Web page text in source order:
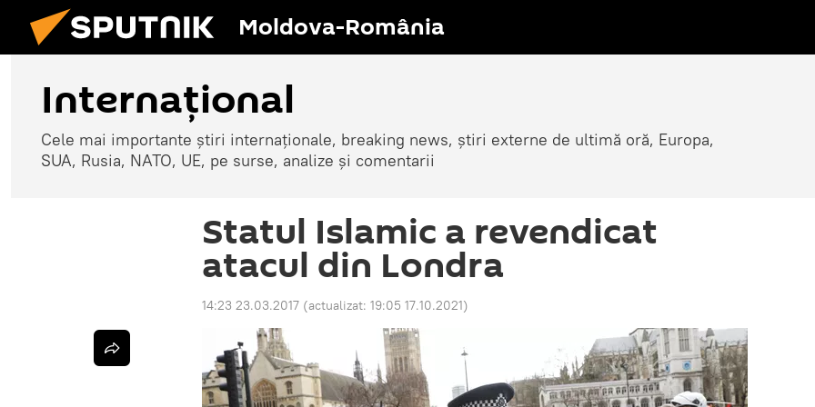
Moldova-România
Internaţional
Cele mai importante știri internaționale, breaking news, știri externe de ultimă oră, Europa,
SUA, Rusia, NATO, UE, pe surse, analize și comentarii
Statul Islamic a revendicat
atacul din Londra
14:23 23.03.2017 (actualizat: 19:05 17.10.2021)